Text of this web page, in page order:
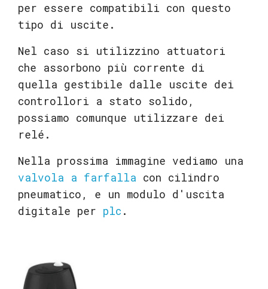
per essere compatibili con questo
tipo di uscite.
Nel caso si utilizzino attuatori
che assorbono più corrente di
quella gestibile dalle uscite dei
controllori a stato solido,
possiamo comunque utilizzare dei
relé.
Nella prossima immagine vediamo una
valvola a farfalla con cilindro
pneumatico, e un modulo d'uscita
digitale per plc .